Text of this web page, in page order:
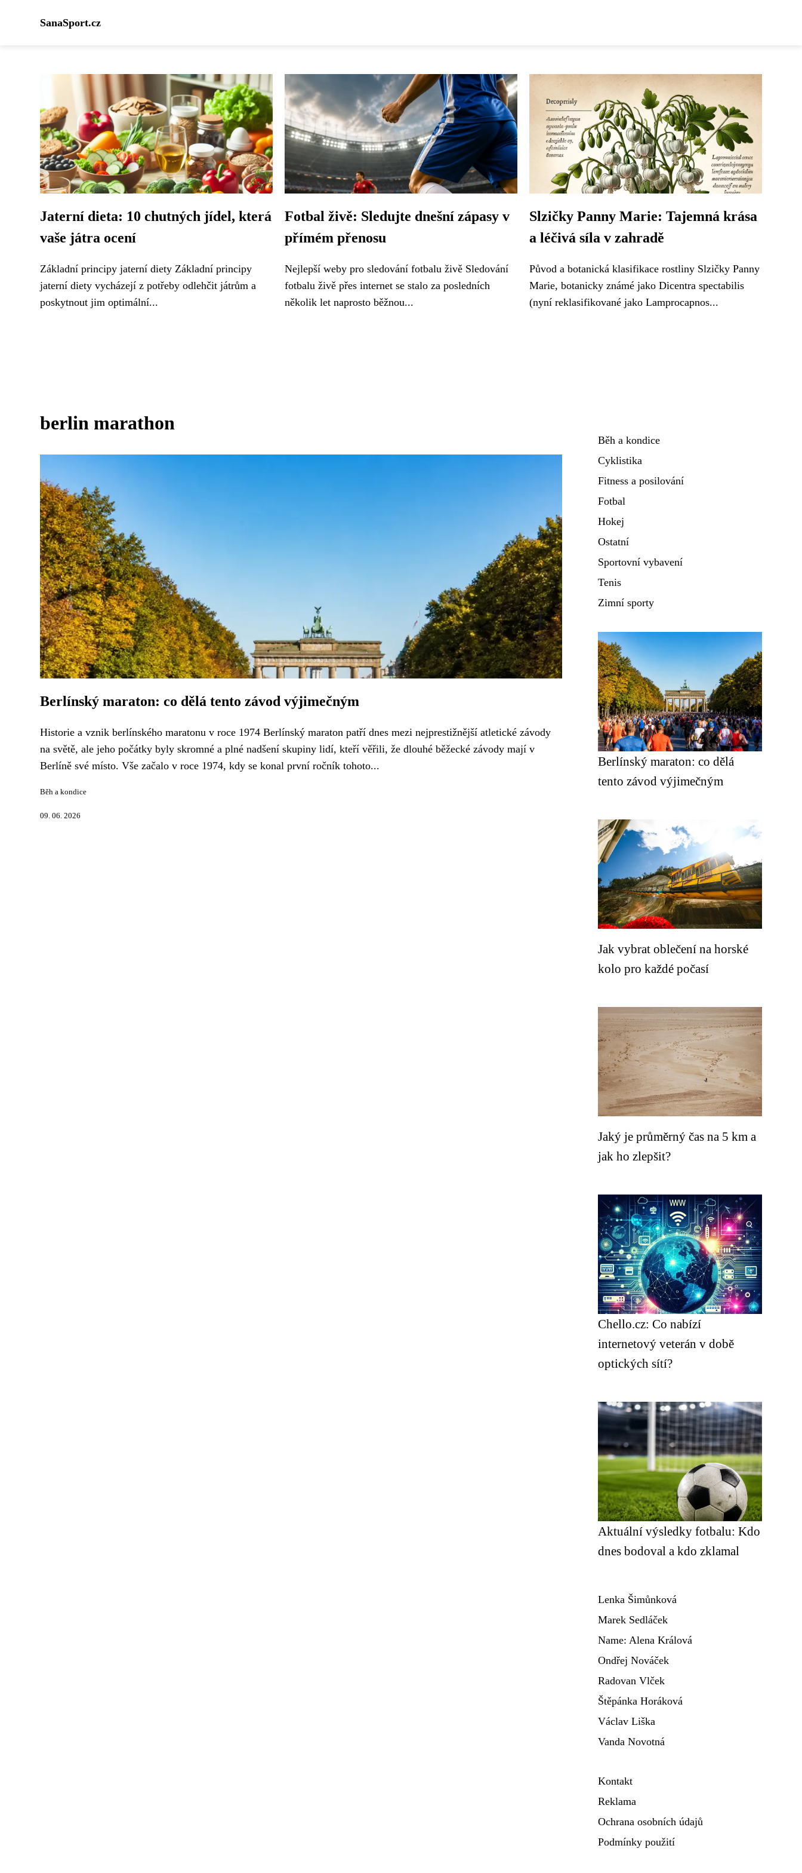
SanaSport.cz
Jaterní dieta: 10 chutných jídel, která
vaše játra ocení
Základní principy jaterní diety Základní principy
jaterní diety vycházejí z potřeby odlehčit játrům a
poskytnout jim optimální...
Fotbal živě: Sledujte dnešní zápasy v
přímém přenosu
Nejlepší weby pro sledování fotbalu živě Sledování
fotbalu živě přes internet se stalo za posledních
několik let naprosto běžnou...
Slzičky Panny Marie: Tajemná krása
a léčivá síla v zahradě
Původ a botanická klasifikace rostliny Slzičky Panny
Marie, botanicky známé jako Dicentra spectabilis
(nyní reklasifikované jako Lamprocapnos...
berlin marathon
Berlínský maraton: co dělá tento závod výjimečným
Historie a vznik berlínského maratonu v roce 1974 Berlínský maraton patří dnes mezi nejprestižnější atletické závody
na světě, ale jeho počátky byly skromné a plné nadšení skupiny lidí, kteří věřili, že dlouhé běžecké závody mají v
Berlíně své místo. Vše začalo v roce 1974, kdy se konal první ročník tohoto...
Běh a kondice
09. 06. 2026
Běh a kondice
Cyklistika
Fitness a posilování
Fotbal
Hokej
Ostatní
Sportovní vybavení
Tenis
Zimní sporty
Berlínský maraton: co dělá
tento závod výjimečným
Jak vybrat oblečení na horské
kolo pro každé počasí
Jaký je průměrný čas na 5 km a
jak ho zlepšit?
Chello.cz: Co nabízí
internetový veterán v době
optických sítí?
Aktuální výsledky fotbalu: Kdo
dnes bodoval a kdo zklamal
Lenka Šimůnková
Marek Sedláček
Name: Alena Králová
Ondřej Nováček
Radovan Vlček
Štěpánka Horáková
Václav Liška
Vanda Novotná
Kontakt
Reklama
Ochrana osobních údajů
Podmínky použití